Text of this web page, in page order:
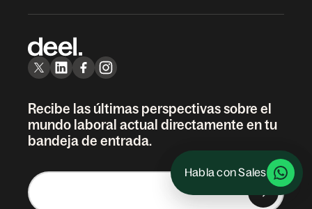
Habla con Sales
Recibe las últimas perspectivas sobre el
mundo laboral actual directamente en tu
bandeja de entrada.